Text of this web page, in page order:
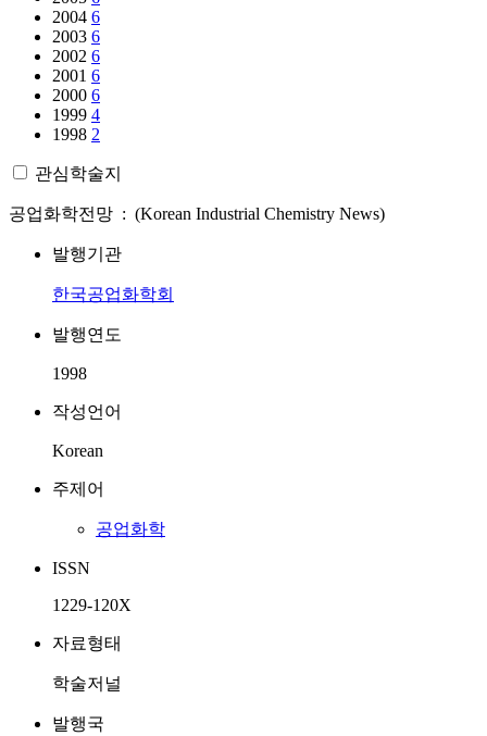
2004 6
2003 6
2002 6
2001 6
2000 6
1999 4
1998 2
관심학술지
공업화학전망 : (Korean Industrial Chemistry News)
발행기관
한국공업화학회
발행연도
1998
작성언어
Korean
주제어
공업화학
ISSN
1229-120X
자료형태
학술저널
발행국